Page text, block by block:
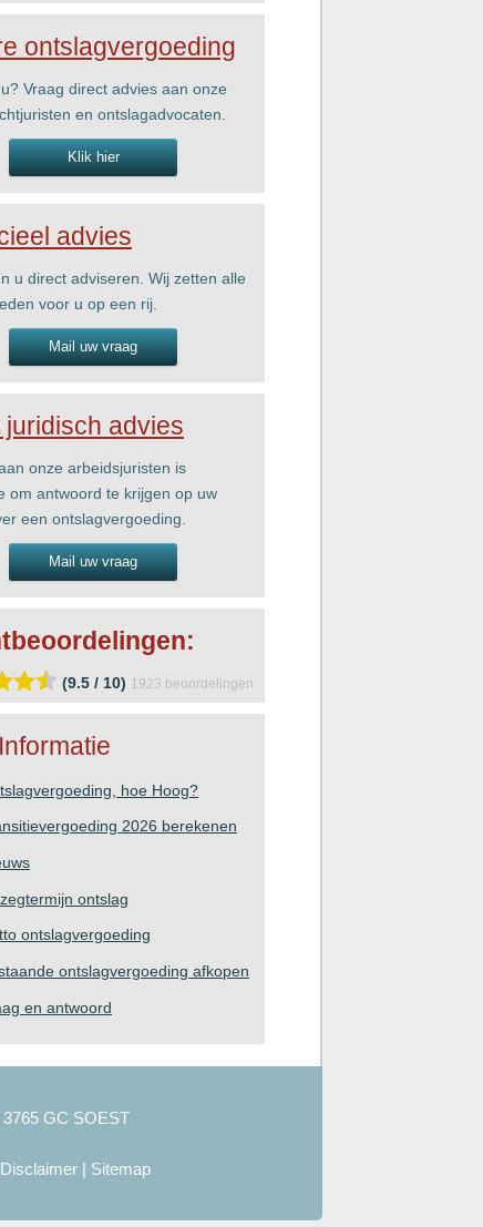
ontslagvergoeding
Vraag direct advies aan onze
en ontslagadvocaten.
Klik hier
advies
u direct adviseren. Wij zetten alle
voor u op een rij.
Mail uw vraag
juridisch advies
onze arbeidsjuristen is
om antwoord te krijgen op uw
een ontslagvergoeding.
Mail uw vraag
(9.5 / 10) 1923 beoordelingen
hoe Hoog?
2026 berekenen
ontslag
ontslagvergoeding
ontslagvergoeding afkopen
en antwoord
GC SOEST
Disclaimer| Sitemap